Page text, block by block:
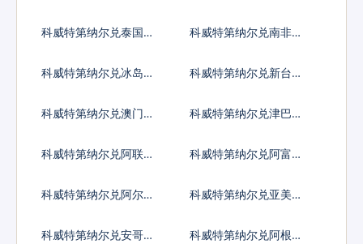
科威特第纳尔兑泰国铢
科威特第纳尔兑南非兰
科威特第纳尔兑冰岛克
科威特第纳尔兑新台币
科威特第纳尔兑澳门元
科威特第纳尔兑津巴布
科威特第纳尔兑阿联酋
科威特第纳尔兑阿富汗
科威特第纳尔兑阿尔巴
科威特第纳尔兑亚美尼
科威特第纳尔兑安哥拉 科威特第纳尔兑阿根廷